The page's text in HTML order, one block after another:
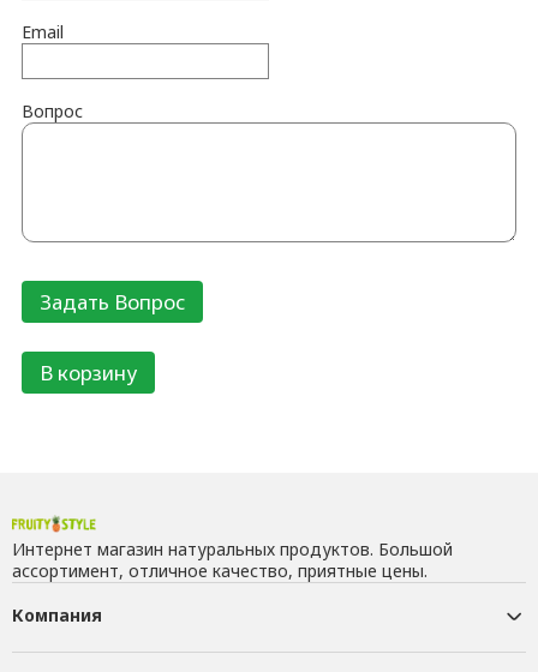
Email
Вопрос
В корзину
Интернет магазин натуральных продуктов. Большой
ассортимент, отличное качество, приятные цены.
Компания